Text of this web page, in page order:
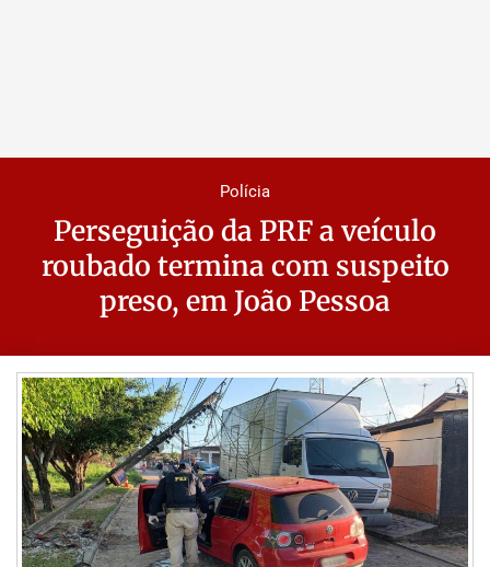
Polícia
Perseguição da PRF a veículo
roubado termina com suspeito
preso, em João Pessoa